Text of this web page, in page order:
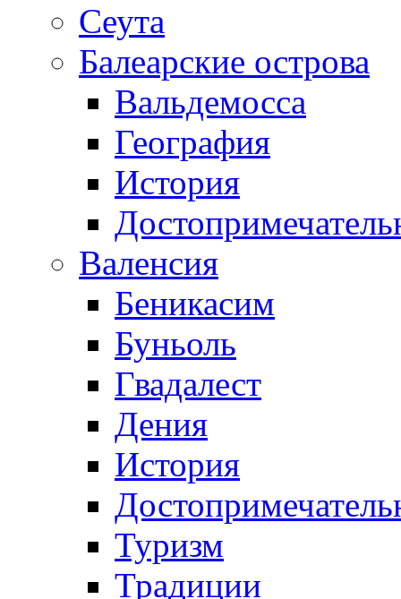
Сеута
Балеарские острова
Вальдемосса
География
История
Валенсия
Беникасим
Буньоль
Гвадалест
Дения
История
Туризм
Традиции